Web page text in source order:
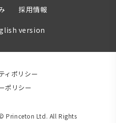
採用情報
version
ィポリシー
ポリシー
Princeton Ltd. All Rights